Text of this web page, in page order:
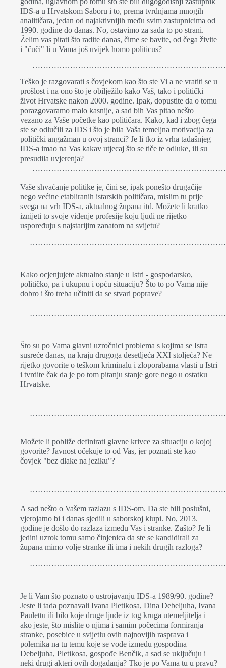
IDS-a u Hrvatskom Saboru i to, prema tvrdnjama mnogih
analitičara, jedan od najaktivnijih među svim zastupnicima od
1990. godine do danas. No, ostavimo za sada to po strani.
Želim vas pitati što radite danas, čime se bavite, od čega živite
i "čuči" li u Vama još uvijek homo politicus?
Teško je razgovarati s čovjekom kao što ste Vi a ne vratiti se u
prošlost i na ono što je obilježilo kako Vaš, tako i politički
život Hrvatske nakon 2000. godine. Ipak, dopustite da o tomu
porazgovaramo malo kasnije, a sad bih Vas pitao nešto
vezano za Vaše početke kao političara. Kako, kad i zbog čega
ste se odlučili za IDS i što je bila Vaša temeljna motivacija za
politički angažman u ovoj stranci? Je li tko iz vrha tadašnjeg
IDS-a imao na Vas kakav utjecaj što se tiče te odluke, ili su
presudila uvjerenja?
Vaše shvaćanje politike je, čini se, ipak ponešto drugačije
nego većine etabliranih istarskih političara, mislim tu prije
svega na vrh IDS-a, aktualnog župana itd. Možete li kratko
iznijeti to svoje viđenje profesije koju ljudi ne rijetko
uspoređuju s najstarijim zanatom na svijetu?
Kako ocjenjujete aktualno stanje u Istri - gospodarsko,
političko, pa i ukupnu i opću situaciju? Što to po Vama nije
dobro i što treba učiniti da se stvari poprave?
Što su po Vama glavni uzročnici problema s kojima se Istra
susreće danas, na kraju drugoga desetljeća XXI stoljeća? Ne
rijetko govorite o teškom kriminalu i zloporabama vlasti u Istri
i tvrdite čak da je po tom pitanju stanje gore nego u ostatku
Hrvatske.
Možete li pobliže definirati glavne krivce za situaciju o kojoj
govorite? Javnost očekuje to od Vas, jer poznati ste kao
čovjek "bez dlake na jeziku"?
A sad nešto o Vašem razlazu s IDS-om. Da ste bili poslušni,
vjerojatno bi i danas sjedili u saborskoj klupi. No, 2013.
godine je došlo do razlaza između Vas i stranke. Zašto? Je li
jedini uzrok tomu samo činjenica da ste se kandidirali za
župana mimo volje stranke ili ima i nekih drugih razloga?
Je li Vam što poznato o ustrojavanju IDS-a 1989/90. godine?
Jeste li tada poznavali Ivana Pletikosa, Dina Debeljuha, Ivana
Paulettu ili bilo koje druge ljude iz tog kruga utemeljitelja i
ako jeste, što mislite o njima i samim počecima formiranja
stranke, posebice u svijetlu ovih najnovijih rasprava i
polemika na tu temu koje se vode između gospodina
Debeljuha, Pletikosa, gospođe Benčik, a sad se uključuju i
neki drugi akteri ovih događanja? Tko je po Vama tu u pravu?